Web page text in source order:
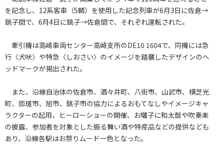
を記念し、12系客車（5輌）を使用した記念列車が6月3日に佐倉→
銚子間で、6月4日に銚子→佐倉間で、それぞれ運転された。
牽引機は高崎車両センター高崎支所のDE10 1604で、同機には急
行〈犬吠〉や特急〈しおさい〉のイメージを踏襲したデザインのヘ
ッドマークが掲出された。
また、沿線自治体の佐倉市、酒々井町、八街市、山武市、横芝光
町、匝瑳市、旭市、銚子市の協力によるおもてなしやイメージキャ
ラクターの起用、ヒーローショーの開催、お囃子に和太鼓や吹奏楽
の披露、参加者を対象とした振る舞い酒や特産品などの提供なども
あり、沿線各駅はお祭りムード一色となった。